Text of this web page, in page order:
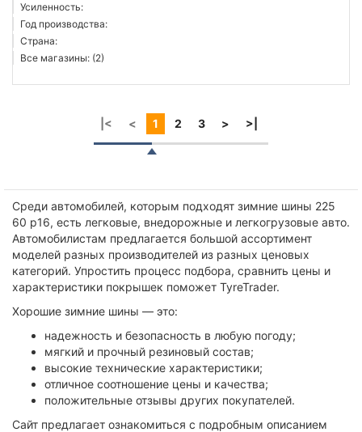
Усиленность:
Год производства:
Страна:
Все магазины: (2)
|< < 1 2 3 > >|
Среди автомобилей, которым подходят зимние шины 225
60 р16, есть легковые, внедорожные и легкогрузовые авто.
Автомобилистам предлагается большой ассортимент
моделей разных производителей из разных ценовых
категорий. Упростить процесс подбора, сравнить цены и
характеристики покрышек поможет TyreTrader.
Хорошие зимние шины — это:
надежность и безопасность в любую погоду;
мягкий и прочный резиновый состав;
высокие технические характеристики;
отличное соотношение цены и качества;
положительные отзывы других покупателей.
Сайт предлагает ознакомиться с подробным описанием